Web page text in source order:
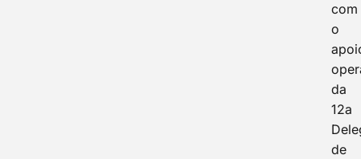
com
o
da
12a
de